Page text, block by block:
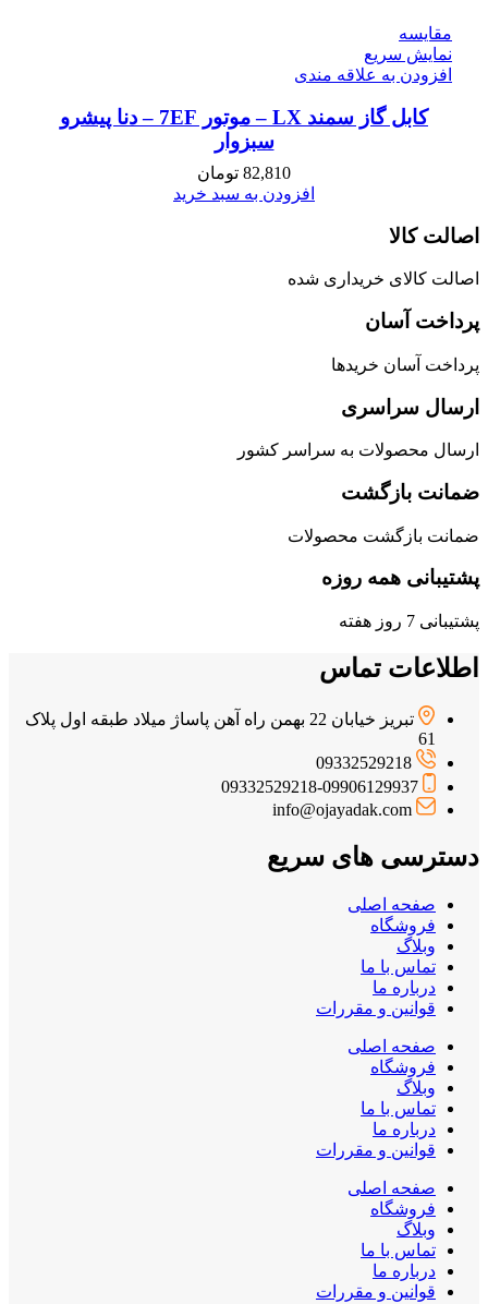
مقايسه
نمایش سریع
افزودن به علاقه مندی
كابل گاز سمند LX – موتور 7EF – دنا پیشرو
سبزوار
82,810 تومان
افزودن به سبد خرید
اصالت کالا
اصالت کالای خریداری شده
پرداخت آسان
پرداخت آسان خریدها
ارسال سراسری
ارسال محصولات به سراسر کشور
ضمانت بازگشت
ضمانت بازگشت محصولات
پشتیبانی همه روزه
پشتیبانی 7 روز هفته
اطلاعات تماس
تبریز خیابان 22 بهمن راه آهن پاساژ میلاد طبقه اول پلاک
61
09332529218
09332529218-09906129937
info@ojayadak.com
دسترسی های سریع
صفحه اصلی
فروشگاه
وبلاگ
تماس با ما
درباره ما
قوانین و مقررات
صفحه اصلی
فروشگاه
وبلاگ
تماس با ما
درباره ما
قوانین و مقررات
صفحه اصلی
فروشگاه
وبلاگ
تماس با ما
درباره ما
قوانین و مقررات